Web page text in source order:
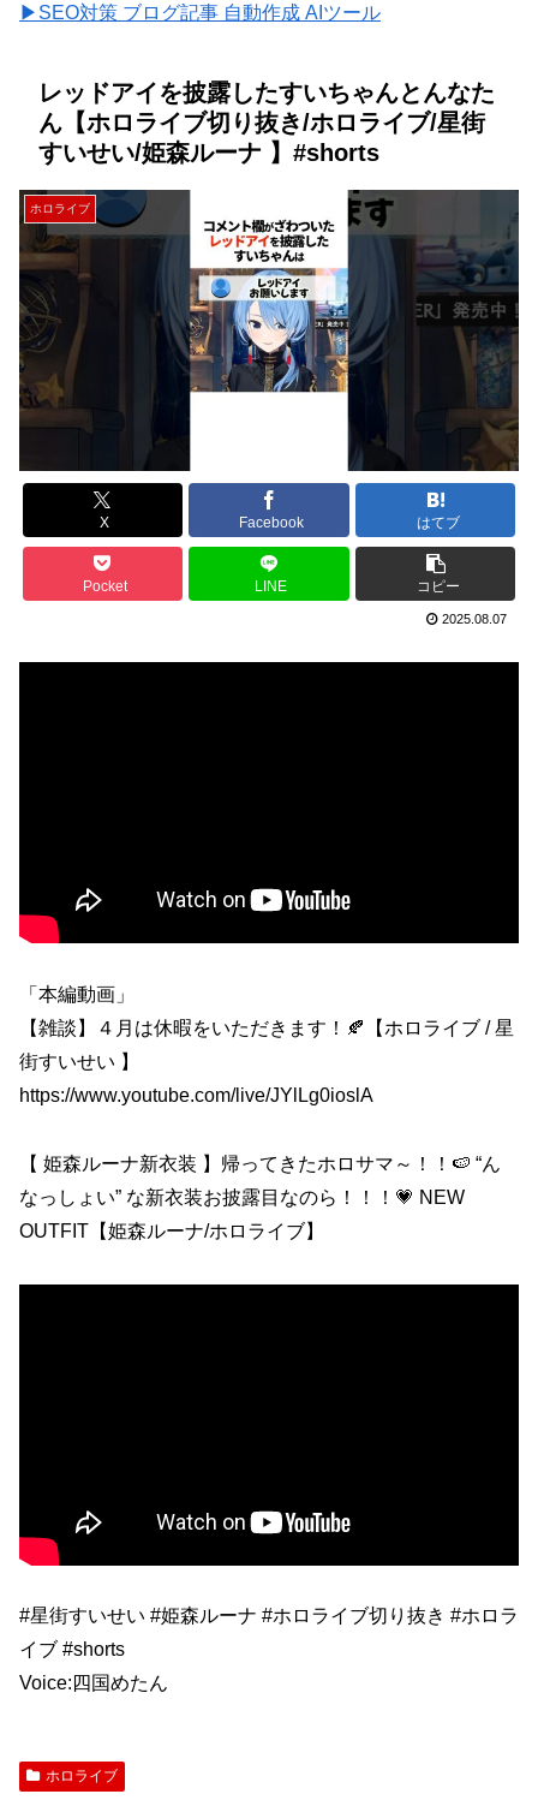
▶SEO対策 ブログ記事 自動作成 AIツール
レッドアイを披露したすいちゃんとんなた
ん【ホロライブ切り抜き/ホロライブ/星街
すいせい/姫森ルーナ 】#shorts
ホロライブ
X Facebook はてブ
Pocket LINE コピー
2025.08.07
「本編動画」
【雑談】４月は休暇をいただきます！🍂【ホロライブ / 星
街すいせい 】
https://www.youtube.com/live/JYlLg0ioslA
【 姫森ルーナ新衣装 】帰ってきたホロサマ～！！🍉 “ん
なっしょい” な新衣装お披露目なのら！！！💗 NEW
OUTFIT【姫森ルーナ/ホロライブ】
#星街すいせい #姫森ルーナ #ホロライブ切り抜き #ホロラ
イブ #shorts
Voice:四国めたん
ホロライブ